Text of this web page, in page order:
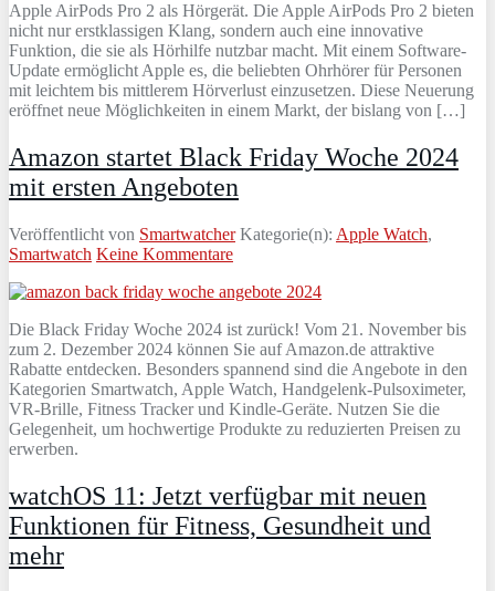
Apple AirPods Pro 2 als Hörgerät. Die Apple AirPods Pro 2 bieten
nicht nur erstklassigen Klang, sondern auch eine innovative
Funktion, die sie als Hörhilfe nutzbar macht. Mit einem Software-
Update ermöglicht Apple es, die beliebten Ohrhörer für Personen
mit leichtem bis mittlerem Hörverlust einzusetzen. Diese Neuerung
eröffnet neue Möglichkeiten in einem Markt, der bislang von […]
Amazon startet Black Friday Woche 2024
mit ersten Angeboten
Veröffentlicht von Smartwatcher Kategorie(n): Apple Watch,
Smartwatch Keine Kommentare
Die Black Friday Woche 2024 ist zurück! Vom 21. November bis
zum 2. Dezember 2024 können Sie auf Amazon.de attraktive
Rabatte entdecken. Besonders spannend sind die Angebote in den
Kategorien Smartwatch, Apple Watch, Handgelenk-Pulsoximeter,
VR-Brille, Fitness Tracker und Kindle-Geräte. Nutzen Sie die
Gelegenheit, um hochwertige Produkte zu reduzierten Preisen zu
erwerben.
watchOS 11: Jetzt verfügbar mit neuen
Funktionen für Fitness, Gesundheit und
mehr